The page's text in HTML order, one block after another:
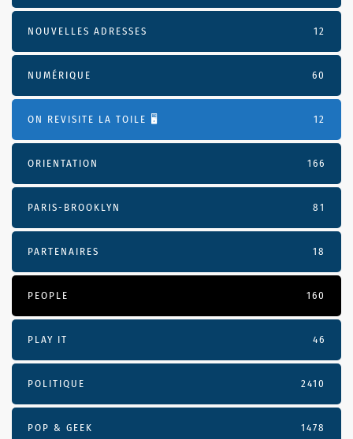
NOUVELLES ADRESSES 12
NUMÉRIQUE 60
ON REVISITE LA TOILE 🖥️ 12
ORIENTATION 166
PARIS-BROOKLYN 81
PARTENAIRES 18
PEOPLE 160
PLAY IT 46
POLITIQUE 2410
POP & GEEK 1478